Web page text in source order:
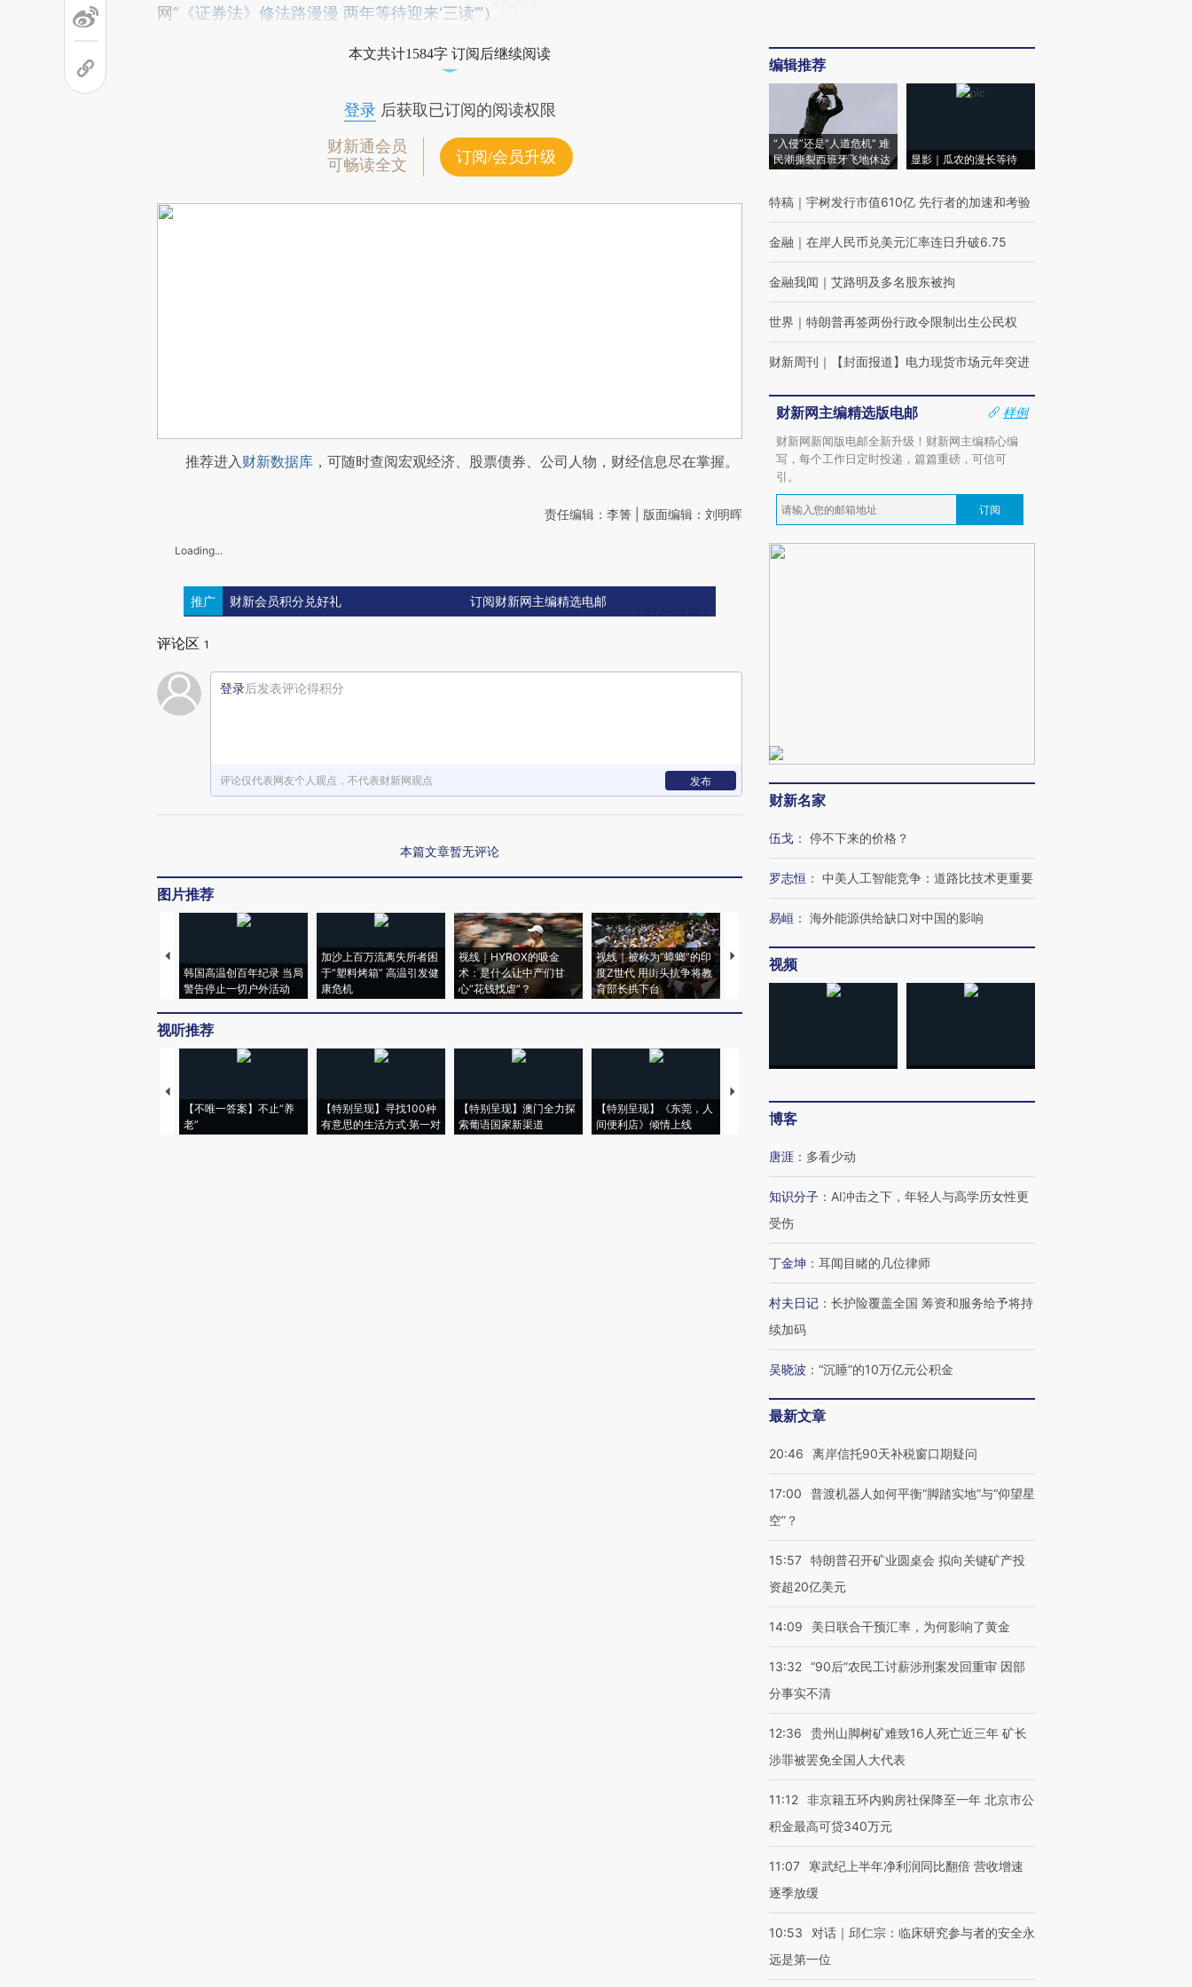
网“ 《证券法》修法路漫漫 两年等待迎来‘三读’”）
本文共计1584字 订阅后继续阅读
登录后获取已订阅的阅读权限
财新通会员
可畅读全文
订阅/会员升级
推荐进入财新数据库 ，可随时查阅宏观经济、股票债券、公司人物，财经信息尽在掌握。
责任编辑：李箐 | 版面编辑：刘明晖
Loading...
推广 财新会员积分兑好礼 订阅财新网主编精选电邮
评论区 1
登录后发表评论得积分
评论仅代表网友个人观点，不代表财新网观点 发布
本篇文章暂无评论
图片推荐
韩国高温创百年纪录 当局
警告停止一切户外活动
加沙上百万流离失所者困
于“塑料烤箱” 高温引发健
康危机
视线｜HYROX的吸金
术：是什么让中产们甘
心“花钱找虐”？
视线｜被称为“蟑螂”的印
度Z世代 用街头抗争将教
育部长拱下台
视线｜“入侵”还是“人道危
机”？难民潮撕裂西班牙
视听推荐
【不唯一答案】不止“养
老”
【特别呈现】寻找100种
有意思的生活方式·第一对
【特别呈现】澳门全力探
索葡语国家新渠道
【特别呈现】《东莞，人
间便利店》倾情上线
【推广】走进第四届链博
会，让数智科技“链”接产
编辑推荐
“入侵”还是“人道危机” 难
民潮撕裂西班牙飞地休达
显影｜瓜农的漫长等待
特稿 ｜ 宇树发行市值610亿 先行者的加速和考验
金融 ｜ 在岸人民币兑美元汇率连日升破6.75
金融我闻 ｜ 艾路明及多名股东被拘
世界 ｜ 特朗普再签两份行政令限制出生公民权
财新周刊 ｜ 【封面报道】电力现货市场元年突进
财新网主编精选版电邮
样例
财新网新闻版电邮全新升级！财新网主编精心编
写，每个工作日定时投递，篇篇重磅，可信可
引。
订阅
财新名家
伍戈 ： 停不下来的价格？
罗志恒 ： 中美人工智能竞争：道路比技术更重要
易峘 ： 海外能源供给缺口对中国的影响
视频
博客
唐涯 ： 多看少动
知识分子 ： AI冲击之下，年轻人与高学历女性更
受伤
丁金坤 ： 耳闻目睹的几位律师
村夫日记 ： 长护险覆盖全国 筹资和服务给予将持
续加码
吴晓波 ： “沉睡”的10万亿元公积金
最新文章
20:46 离岸信托90天补税窗口期疑问
17:00
普渡机器人如何平衡“脚踏实地”与“仰望星
空”？
15:57 特朗普召开矿业圆桌会 拟向关键矿产投
资超20亿美元
14:09 美日联合干预汇率，为何影响了黄金
13:32 “90后”农民工讨薪涉刑案发回重审 因部
分事实不清
12:36
贵州山脚树矿难致16人死亡近三年 矿长
涉罪被罢免全国人大代表
11:12 非京籍五环内购房社保降至一年 北京市公
积金最高可贷340万元
11:07
寒武纪上半年净利润同比翻倍 营收增速
逐季放缓
10:53
对话｜邱仁宗：临床研究参与者的安全永
远是第一位